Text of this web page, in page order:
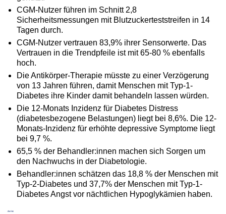
CGM-Nutzer führen im Schnitt 2,8
Sicherheitsmessungen mit Blutzuckerteststreifen in 14
Tagen durch.
CGM-Nutzer vertrauen 83,9% ihrer Sensorwerte. Das
Vertrauen in die Trendpfeile ist mit 65-80 % ebenfalls
hoch.
Die Antikörper-Therapie müsste zu einer Verzögerung
von 13 Jahren führen, damit Menschen mit Typ-1-
Diabetes ihre Kinder damit behandeln lassen würden.
Die 12-Monats Inzidenz für Diabetes Distress
(diabetesbezogene Belastungen) liegt bei 8,6%. Die 12-
Monats-Inzidenz für erhöhte depressive Symptome liegt
bei 9,7 %.
65,5 % der Behandler:innen machen sich Sorgen um
den Nachwuchs in der Diabetologie.
Behandler:innen schätzen das 18,8 % der Menschen mit
Typ-2-Diabetes und 37,7% der Menschen mit Typ-1-
Diabetes Angst vor nächtlichen Hypoglykämien haben.